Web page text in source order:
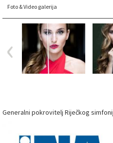
Foto & Video galerija
Generalni pokrovitelj Riječkog